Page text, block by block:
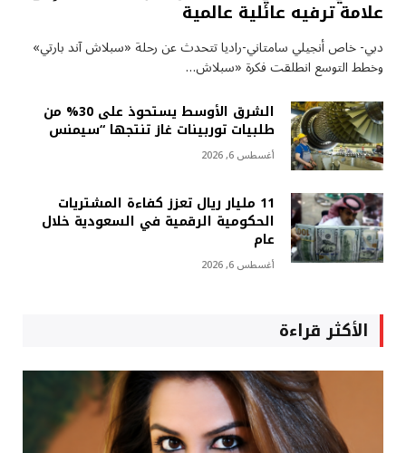
علامة ترفيه عائلية عالمية
دبي- خاص أنجيلي سامتاني-راديا تتحدث عن رحلة «سبلاش آند بارتي»
وخطط التوسع انطلقت فكرة «سبلاش…
الشرق الأوسط يستحوذ على 30% من
طلبيات توربينات غاز تنتجها “سيمنس
أغسطس 6, 2026
11 مليار ريال تعزز كفاءة المشتريات
الحكومية الرقمية في السعودية خلال
عام
أغسطس 6, 2026
الأكثر قراءة